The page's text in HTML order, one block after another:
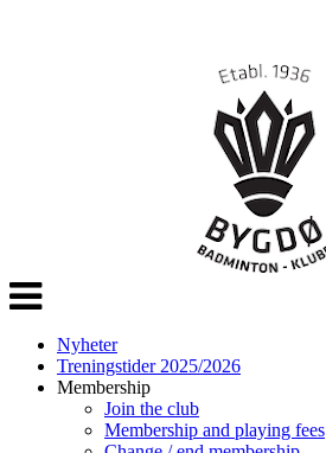
Veksle
navigasjon
Nyheter
Treningstider 2025/2026
Membership
Join the club
Membership and playing fees